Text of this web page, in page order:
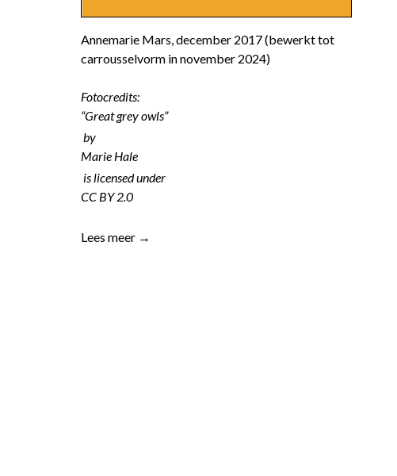
Annemarie Mars, december 2017 (bewerkt tot
carrousselvorm in november 2024)
Fotocredits:
“Great grey owls”
by
Marie Hale
is licensed under
CC BY 2.0
Lees meer →